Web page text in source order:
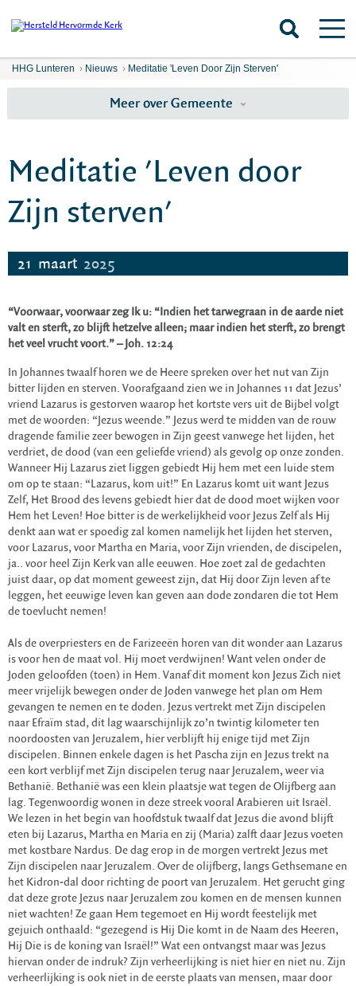
HHG Lunteren › Nieuws › Meditatie 'Leven Door Zijn Sterven'
Meer over Gemeente
Meditatie 'Leven door
Zijn sterven'
21 maart 2025
“Voorwaar, voorwaar zeg Ik u: “Indien het tarwegraan in de aarde niet
valt en sterft, zo blijft hetzelve alleen; maar indien het sterft, zo brengt
het veel vrucht voort.” – Joh. 12:24
In Johannes twaalf horen we de Heere spreken over het nut van Zijn
bitter lijden en sterven. Voorafgaand zien we in Johannes 11 dat Jezus’
vriend Lazarus is gestorven waarop het kortste vers uit de Bijbel volgt
met de woorden: “Jezus weende.” Jezus werd te midden van de rouw
dragende familie zeer bewogen in Zijn geest vanwege het lijden, het
verdriet, de dood (van een geliefde vriend) als gevolg op onze zonden.
Wanneer Hij Lazarus ziet liggen gebiedt Hij hem met een luide stem
om op te staan: “Lazarus, kom uit!” En Lazarus komt uit want Jezus
Zelf, Het Brood des levens gebiedt hier dat de dood moet wijken voor
Hem het Leven! Hoe bitter is de werkelijkheid voor Jezus Zelf als Hij
denkt aan wat er spoedig zal komen namelijk het lijden het sterven,
voor Lazarus, voor Martha en Maria, voor Zijn vrienden, de discipelen,
ja.. voor heel Zijn Kerk van alle eeuwen. Hoe zoet zal de gedachten
juist daar, op dat moment geweest zijn, dat Hij door Zijn leven af te
leggen, het eeuwige leven kan geven aan dode zondaren die tot Hem
de toevlucht nemen!
Als de overpriesters en de Farizeeën horen van dit wonder aan Lazarus
is voor hen de maat vol. Hij moet verdwijnen! Want velen onder de
Joden geloofden (toen) in Hem. Vanaf dit moment kon Jezus Zich niet
meer vrijelijk bewegen onder de Joden vanwege het plan om Hem
gevangen te nemen en te doden. Jezus vertrekt met Zijn discipelen
naar Efraïm stad, dit lag waarschijnlijk zo’n twintig kilometer ten
noordoosten van Jeruzalem, hier verblijft hij enige tijd met Zijn
discipelen. Binnen enkele dagen is het Pascha zijn en Jezus trekt na
een kort verblijf met Zijn discipelen terug naar Jeruzalem, weer via
Bethanië. Bethanië was een klein plaatsje wat tegen de Olijfberg aan
lag. Tegenwoordig wonen in deze streek vooral Arabieren uit Israël.
We lezen in het begin van hoofdstuk twaalf dat Jezus die avond blijft
eten bij Lazarus, Martha en Maria en zij (Maria) zalft daar Jezus voeten
met kostbare Nardus. De dag erop in de morgen vertrekt Jezus met
Zijn discipelen naar Jeruzalem. Over de olijfberg, langs Gethsemane en
het Kidron-dal door richting de poort van Jeruzalem. Het gerucht ging
dat deze grote Jezus naar Jeruzalem zou komen en de mensen kunnen
niet wachten! Ze gaan Hem tegemoet en Hij wordt feestelijk met
gejuich onthaald: “gezegend is Hij Die komt in de Naam des Heeren,
Hij Die is de koning van Israël!” Wat een ontvangst maar was Jezus
hiervan onder de indruk? Zijn verheerlijking is niet hier en niet nu. Zijn
verheerlijking is ook niet in de eerste plaats van mensen, maar door